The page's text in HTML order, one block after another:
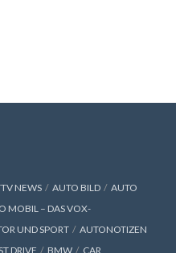
NEWS AUTO BILD
AUTO
MOBIL – DAS VOX-
UND SPORT
AUTONOTIZEN
DRIVE BMW CAR